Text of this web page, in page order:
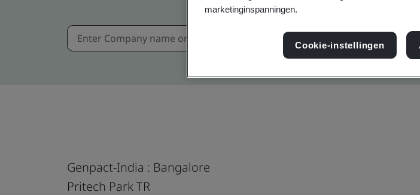
Genpact-India : Bangalore
Pritech Park TR
marketinginspanningen.
Cookie-instellingen